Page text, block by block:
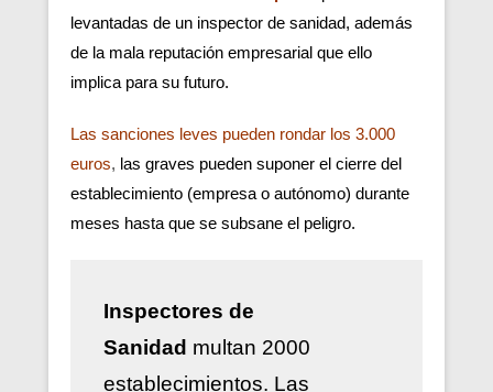
levantadas de un inspector de sanidad, además
de la mala reputación empresarial que ello
implica para su futuro.
Las sanciones leves pueden rondar los 3.000
euros, las graves pueden suponer el cierre del
establecimiento (empresa o autónomo) durante
meses hasta que se subsane el peligro.
Inspectores de
Sanidad multan 2000
establecimientos. Las